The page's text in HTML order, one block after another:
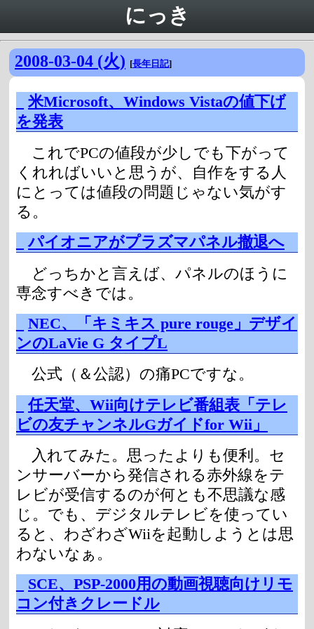
にっき
2008-03-04 (火) [長年日記]
米Microsoft、Windows Vistaの値下げ
を発表
これでPCの値段が少しでも下がって
くれればいいと思うが、自作をする人
にとっては値段の問題じゃない気がす
る。
パイオニアがプラズマパネル撤退へ
どっちかと言えば、パネルのほうに
専念すべきでは。
NEC、「キミキス pure rouge」デザイ
ンのLaVie G タイプL
公式（＆公認）の痛PCですな。
任天堂、Wii向けテレビ番組表「テレ
ビの友チャンネルGガイドfor Wii」
入れてみた。思ったよりも便利。セ
ンサーバーから発信される赤外線をテ
レビが受信するのが何とも不思議な感
じ。でも、デジタルテレビを使ってい
ると、わざわざWiiを起動しようとは思
わないなぁ。
SCE、PSP-2000用の動画視聴向けリモ
コン付きクレードル